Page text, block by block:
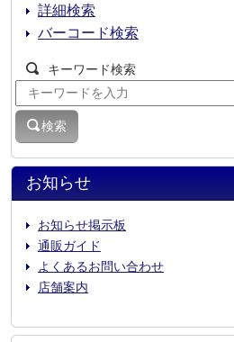
お知らせ
お知らせ掲示板
通販ガイド
よくあるお問い合わせ
店舗案内
詳細検索
バーコード検索
キーワード検索
検索